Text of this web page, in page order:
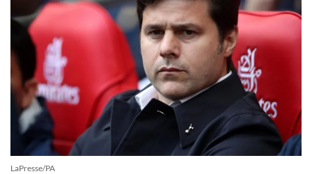
LaPresse/PA